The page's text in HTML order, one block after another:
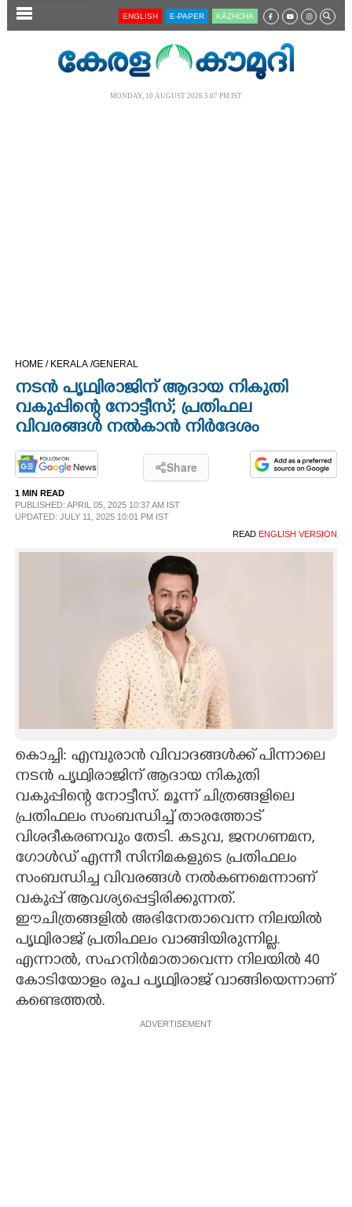
SECTIONS
CINEMA
OPINION
PHOTOS
LIFESTYLE
CARTOONS
LITERATURE
ZOOM
CONTACT US
ENGLISH E-PAPER KĀZHCHA
MONDAY, 10 AUGUST 2026 5.07 PM IST
HOME / KERALA /GENERAL
നടൻ പൃഥ്വിരാജിന് ആദായ നികുതി
വകുപ്പിന്റെ നോട്ടീസ്; പ്രതിഫല
വിവരങ്ങൾ നൽകാൻ നിർദേശം
Share
1 MIN READ
PUBLISHED: APRIL 05, 2025 10:37 AM IST
UPDATED: JULY 11, 2025 10:01 PM IST
READ ENGLISH VERSION
കൊച്ചി: എമ്പുരാൻ വിവാദങ്ങൾക്ക് പിന്നാലെ
നടൻ പൃഥ്വിരാജിന് ആദായ നികുതി
വകുപ്പിന്റെ നോട്ടീസ്. മൂന്ന് ചിത്രങ്ങളിലെ
പ്രതിഫലം സംബന്ധിച്ച് താരത്തോട്
വിശദീകരണവും തേടി. കടുവ, ജനഗണമന,
ഗോൾഡ് എന്നീ സിനിമകളുടെ പ്രതിഫലം
സംബന്ധിച്ച വിവരങ്ങൾ നൽകണമെന്നാണ്
വകുപ്പ് ആവശ്യപ്പെട്ടിരിക്കുന്നത്.
ഈചിത്രങ്ങളിൽ അഭിനേതാവെന്ന നിലയിൽ
പൃഥ്വിരാജ് പ്രതിഫലം വാങ്ങിയിരുന്നില്ല.
എന്നാൽ, സഹനിർമാതാവെന്ന നിലയിൽ 40
കോടിയോളം രൂപ പൃഥ്വിരാജ് വാങ്ങിയെന്നാണ്
കണ്ടെത്തൽ.
ADVERTISEMENT